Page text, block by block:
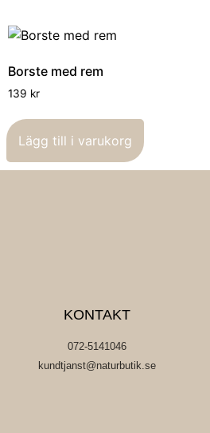
Borste med rem
139 kr
Lägg till i varukorg
KONTAKT
072-5141046
kundtjanst@naturbutik.se